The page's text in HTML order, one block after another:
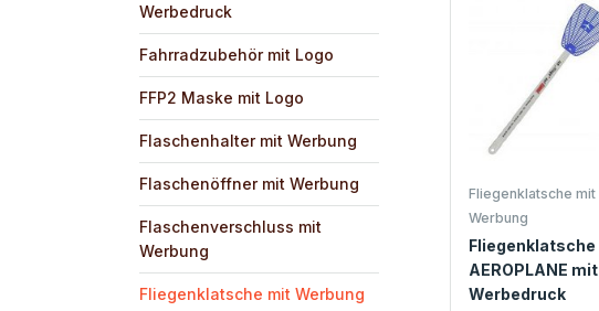
Werbedruck
Fahrradzubehör mit Logo
FFP2 Maske mit Logo
Flaschenhalter mit Werbung
Flaschenöffner mit Werbung
Flaschenverschluss mit
Werbung
Fliegenklatsche mit Werbung
Fliegenklatsche mit
Werbung
Fliegenklatsche
AEROPLANE mit
Werbedruck